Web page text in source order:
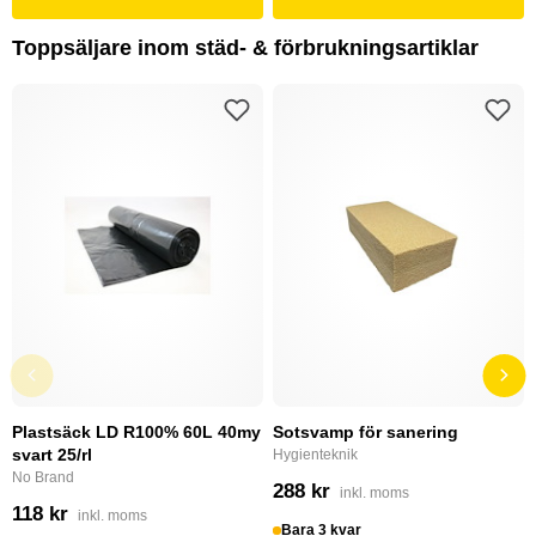
Toppsäljare inom städ- & förbrukningsartiklar
Plastsäck LD R100% 60L 40my
svart 25/rl
No Brand
118 kr inkl. moms
Sotsvamp för sanering
Hygienteknik
288 kr inkl. moms
Bara 3 kvar